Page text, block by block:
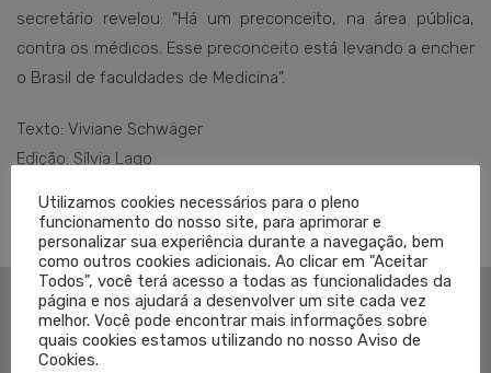
secretário revelou: “Há um preconceito, na área pública,
contra os médicos. Esse preconceito está levando a encher
o Brasil de faculdades de Medicina”.
Texto: Viviane Schwäger
Edição: Sílvia Lago
Institucional
Utilizamos cookies necessários para o pleno
funcionamento do nosso site, para aprimorar e
personalizar sua experiência durante a navegação, bem
como outros cookies adicionais. Ao clicar em "Aceitar
Todos", você terá acesso a todas as funcionalidades da
página e nos ajudará a desenvolver um site cada vez
melhor. Você pode encontrar mais informações sobre
quais cookies estamos utilizando no nosso Aviso de
Cookies.